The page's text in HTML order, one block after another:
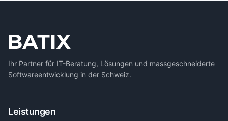
Ihr Partner für IT-Beratung, Lösungen und massgeschneiderte
Softwareentwicklung in der Schweiz.
Leistungen